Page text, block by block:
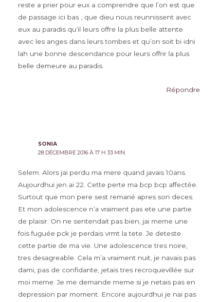
reste a prier pour eux a comprendre que l’on est que
de passage ici bas , que dieu nous reunnissent avec
eux au paradis qu’il leurs offre la plus belle attente
avec les anges dans leurs tombes et qu’on soit bi idni
lah une bonne descendance pour leurs offrir la plus
belle demeure au paradis.
Répondre
SONIA
28 DÉCEMBRE 2016 À 17 H 33 MIN
Selem. Alors jai perdu ma mere quand javais 10ans.
Aujourdhui jen ai 22. Cette perte ma bcp bcp affectée.
Surtout que mon pere sest remarié apres son deces.
Et mon adolescence n’a vraiment pas ete une partie
de plaisir. On ne sentendait pas bien, jai meme une
fois fuguée pck je perdais vrmt la tete. Je deteste
cette partie de ma vie. Une adolescence tres noire,
tres desagreable. Cela m’a vraiment nuit, je navais pas
dami, pas de confidante, jetais tres recroquevillée sur
moi meme. Je me demande meme si je netais pas en
depression par moment. Encore aujourdhui je nai pas